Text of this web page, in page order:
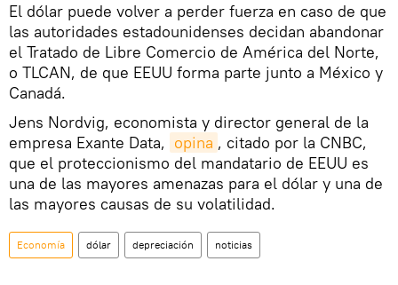
El dólar puede volver a perder fuerza en caso de que
las autoridades estadounidenses decidan abandonar
el Tratado de Libre Comercio de América del Norte,
o TLCAN, de que EEUU forma parte junto a México y
Canadá.
Jens Nordvig, economista y director general de la
empresa Exante Data, opina , citado por la CNBC,
que el proteccionismo del mandatario de EEUU es
una de las mayores amenazas para el dólar y una de
las mayores causas de su volatilidad.
Economía dólar depreciación noticias